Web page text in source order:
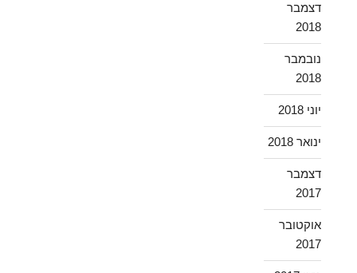
דצמבר
2018
נובמבר
2018
יוני 2018
ינואר 2018
דצמבר
2017
אוקטובר
2017